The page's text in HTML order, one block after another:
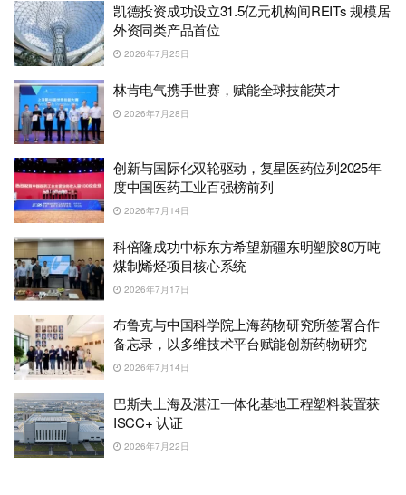
凯德投资成功设立31.5亿元机构间REITs 规模居
外资同类产品首位
2026年7月25日
林肯电气携手世赛，赋能全球技能英才
2026年7月28日
创新与国际化双轮驱动，复星医药位列2025年
度中国医药工业百强榜前列
2026年7月14日
科倍隆成功中标东方希望新疆东明塑胶80万吨
煤制烯烃项目核心系统
2026年7月17日
布鲁克与中国科学院上海药物研究所签署合作
备忘录，以多维技术平台赋能创新药物研究
2026年7月14日
巴斯夫上海及湛江一体化基地工程塑料装置获
ISCC+ 认证
2026年7月22日